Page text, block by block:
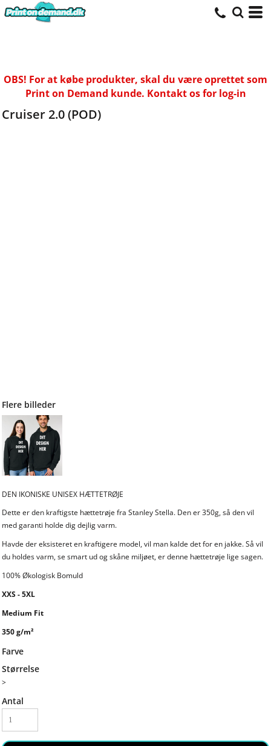
OBS! For at købe produkter, skal du være oprettet som
Print on Demand kunde. Kontakt os for log-in
Cruiser 2.0 (POD)
Flere billeder
DEN IKONISKE UNISEX HÆTTETRØJE
Dette er den kraftigste hættetrøje fra Stanley Stella. Den er 350g, så den vil
med garanti holde dig dejlig varm.
Havde der eksisteret en kraftigere model, vil man kalde det for en jakke. Så vil
du holdes varm, se smart ud og skåne miljøet, er denne hættetrøje lige sagen.
100% Økologisk Bomuld
XXS - 5XL
Medium Fit
350 g/m²
Farve
Størrelse
>
Antal